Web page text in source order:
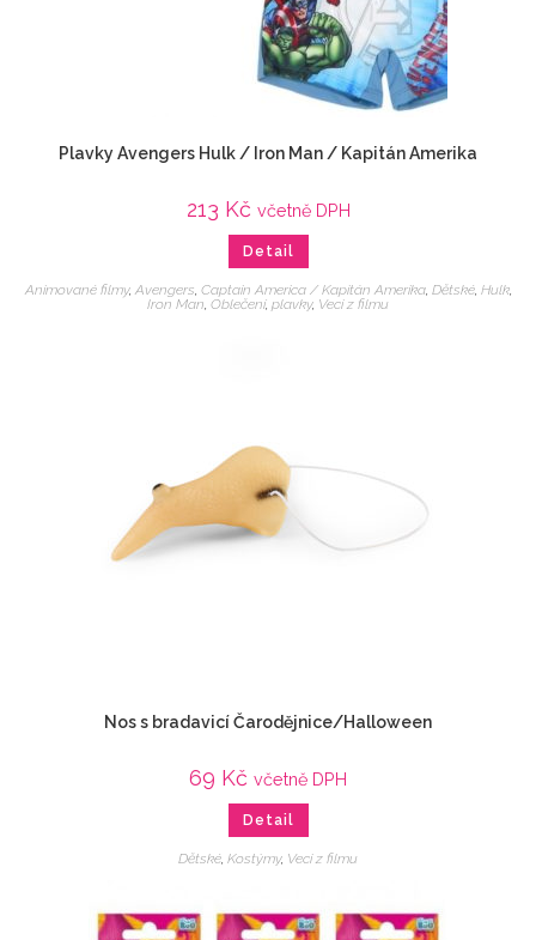
Plavky Avengers Hulk / Iron Man / Kapitán Amerika
213 Kč včetně DPH
Detail
Animované filmy, Avengers, Captain America / Kapitán Amerika, Dětské, Hulk,
Iron Man, Oblečení, plavky, Veci z filmu
Nos s bradavicí Čarodějnice/Halloween
69 Kč včetně DPH
Detail
Dětské Kostýmy, Veci z filmu